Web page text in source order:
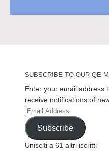
SUBSCRIBE TO OUR QE
Enter your email address
receive notifications of
Email
Address
Subscribe
Unisciti a 61 altri iscritti